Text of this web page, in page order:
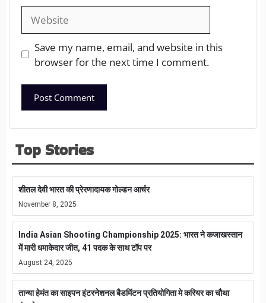
Save my name, email, and website in this
browser for the next time I comment.
Top Stories
शीतल देवी भारत की प्रेरणादायक गोल्डन आर्चर
November 8, 2025
India Asian Shooting Championship 2025: भारत ने कजाखस्तान
में मारी धमाकेदार जीत, 41 पदक के साथ टॉप पर
August 24, 2025
तान्या हेमंत का साइपन इंटरनेशनल बैडमिंटन प्रतियोगिता मे करियर का चौथा